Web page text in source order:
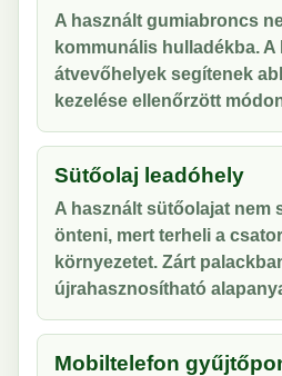
A használt gumiabroncs
kommunális hulladékba. A
átvevőhelyek segítenek
kezelése ellenőrzött
Sütőolaj leadóhely
A használt sütőolajat nem
önteni, mert terheli a
környezetet. Zárt
újrahasznosítható
Mobiltelefon